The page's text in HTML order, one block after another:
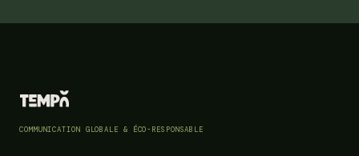
COMMUNICATION GLOBALE & ÉCO-RESPONSABLE